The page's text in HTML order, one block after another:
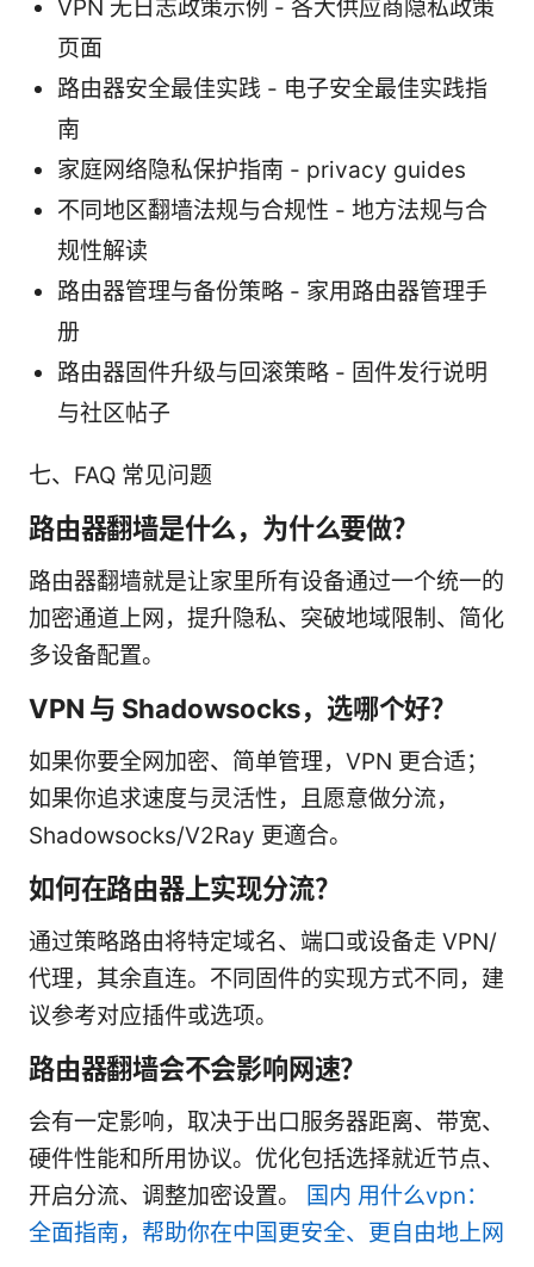
VPN 无日志政策示例 - 各大供应商隐私政策
页面
路由器安全最佳实践 - 电子安全最佳实践指
南
家庭网络隐私保护指南 - privacy guides
不同地区翻墙法规与合规性 - 地方法规与合
规性解读
路由器管理与备份策略 - 家用路由器管理手
册
路由器固件升级与回滚策略 - 固件发行说明
与社区帖子
七、FAQ 常见问题
路由器翻墙是什么，为什么要做？
路由器翻墙就是让家里所有设备通过一个统一的
加密通道上网，提升隐私、突破地域限制、简化
多设备配置。
VPN 与 Shadowsocks，选哪个好？
如果你要全网加密、简单管理，VPN 更合适；
如果你追求速度与灵活性，且愿意做分流，
Shadowsocks/V2Ray 更適合。
如何在路由器上实现分流？
通过策略路由将特定域名、端口或设备走 VPN/
代理，其余直连。不同固件的实现方式不同，建
议参考对应插件或选项。
路由器翻墙会不会影响网速？
会有一定影响，取决于出口服务器距离、带宽、
硬件性能和所用协议。优化包括选择就近节点、
开启分流、调整加密设置。
国内 用什么vpn：
全面指南，帮助你在中国更安全、更自由地上网